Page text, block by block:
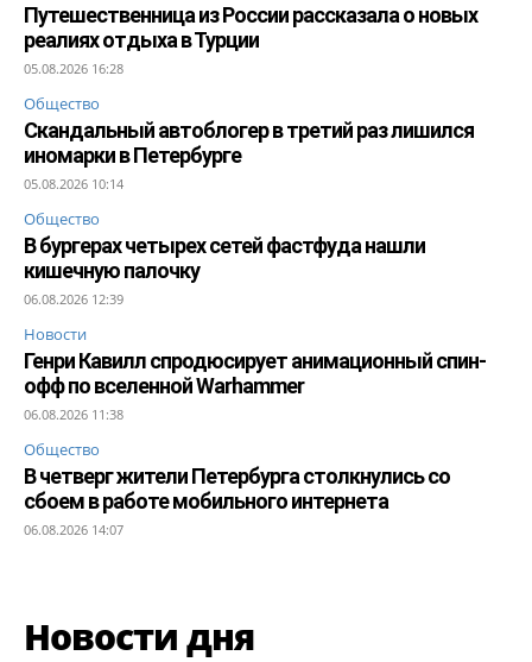
Путешественница из России рассказала о новых
реалиях отдыха в Турции
05.08.2026 16:28
Общество
Скандальный автоблогер в третий раз лишился
иномарки в Петербурге
05.08.2026 10:14
Общество
В бургерах четырех сетей фастфуда нашли
кишечную палочку
06.08.2026 12:39
Новости
Генри Кавилл спродюсирует анимационный спин-
офф по вселенной Warhammer
06.08.2026 11:38
Общество
В четверг жители Петербурга столкнулись со
сбоем в работе мобильного интернета
06.08.2026 14:07
Новости дня